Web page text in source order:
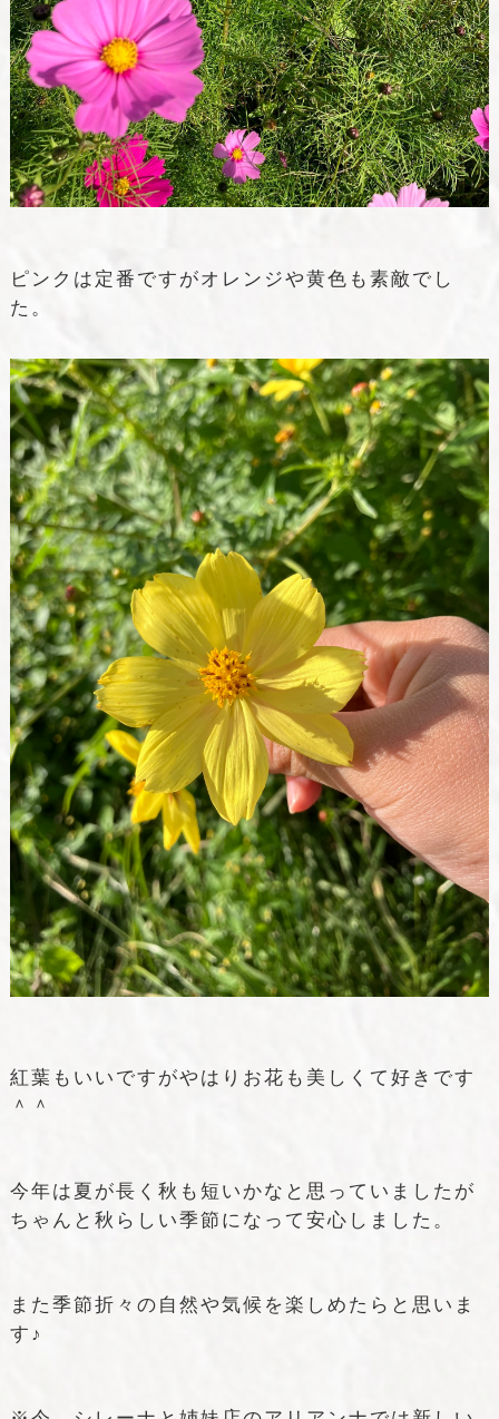
ピンクは定番ですがオレンジや黄色も素敵でし
た。
紅葉もいいですがやはりお花も美しくて好きです
＾＾
今年は夏が長く秋も短いかなと思っていましたが
ちゃんと秋らしい季節になって安心しました。
また季節折々の自然や気候を楽しめたらと思いま
す♪